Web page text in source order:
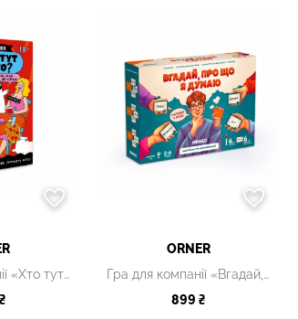
Гра для компанії «Хто тут Хто?»
ORNER
Гра для компанії «Вгадай, про що я думаю»
899 ₴